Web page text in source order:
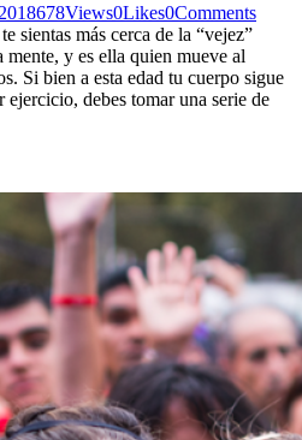
678Views0Likes0Comments
sientas más cerca de la “vejez”
mente, y es ella quien mueve al
Si bien a esta edad tu cuerpo sigue
ejercicio, debes tomar una serie de